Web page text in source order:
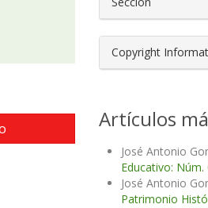
Copyright
Artículos
José Antonio
Educativo: Núm.
José Antonio
Patrimonio